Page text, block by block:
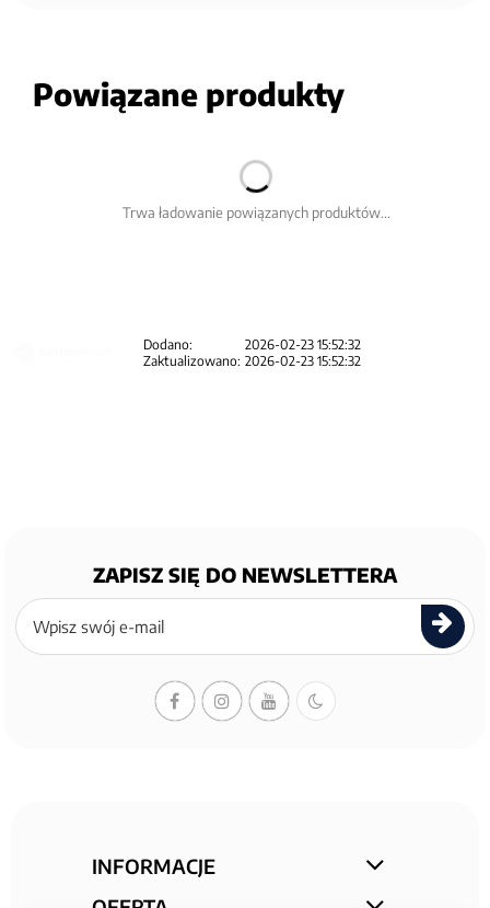
Powiązane produkty
Trwa ładowanie powiązanych produktów...
Dodano:
2026-02-23 15:52:32
Zaktualizowano: 2026-02-23 15:52:32
ZAPISZ SIĘ DO NEWSLETTERA
Zapisz
się
newslettera
INFORMACJE